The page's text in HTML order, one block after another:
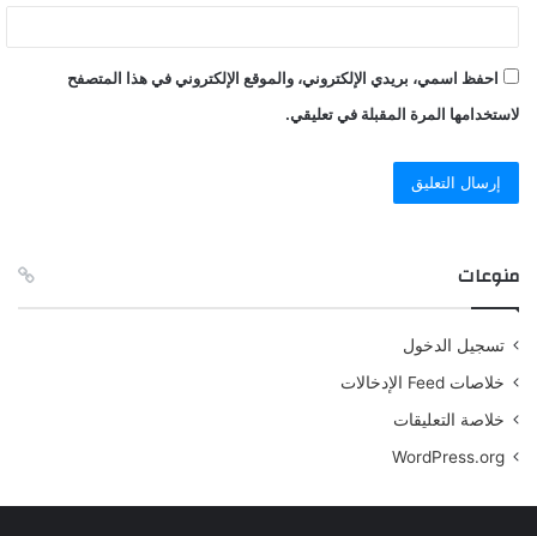
احفظ اسمي، بريدي الإلكتروني، والموقع الإلكتروني في هذا المتصفح
لاستخدامها المرة المقبلة في تعليقي.
منوعات
تسجيل الدخول
خلاصات Feed الإدخالات
خلاصة التعليقات
WordPress.org